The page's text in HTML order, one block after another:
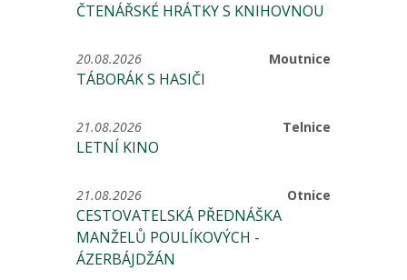
ČTENÁŘSKÉ HRÁTKY S KNIHOVNOU
Moutnice
20.08.2026
TÁBORÁK S HASIČI
Telnice
21.08.2026
LETNÍ KINO
Otnice
21.08.2026
CESTOVATELSKÁ PŘEDNÁŠKA
MANŽELŮ POULÍKOVÝCH -
ÁZERBÁJDŽÁN